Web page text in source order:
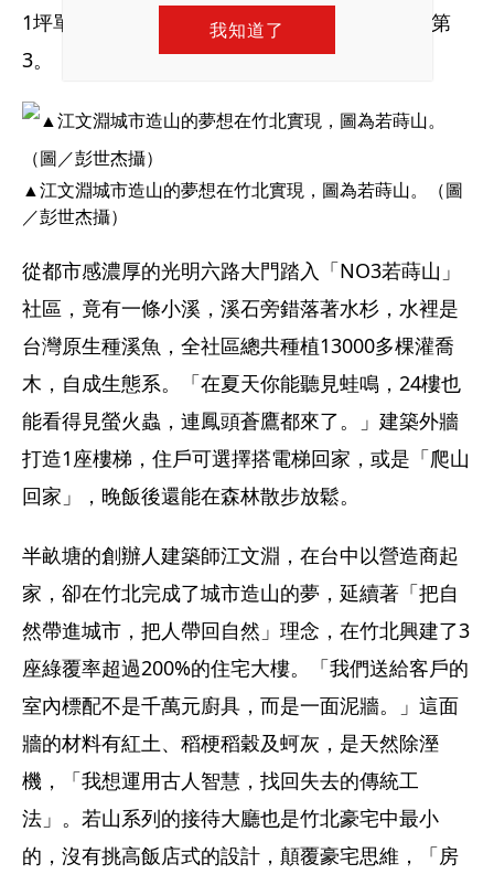
我知道了
1坪單價64.7萬元，與「若山NO3若蒔山」並列第
3。
▲江文淵城市造山的夢想在竹北實現，圖為若蒔山。（圖
／彭世杰攝）
從都市感濃厚的光明六路大門踏入「NO3若蒔山」
社區，竟有一條小溪，溪石旁錯落著水杉，水裡是
台灣原生種溪魚，全社區總共種植13000多棵灌喬
木，自成生態系。「在夏天你能聽見蛙鳴，24樓也
能看得見螢火蟲，連鳳頭蒼鷹都來了。」建築外牆
打造1座樓梯，住戶可選擇搭電梯回家，或是「爬山
回家」，晚飯後還能在森林散步放鬆。
半畝塘的創辦人建築師江文淵，在台中以營造商起
家，卻在竹北完成了城市造山的夢，延續著「把自
然帶進城市，把人帶回自然」理念，在竹北興建了3
座綠覆率超過200%的住宅大樓。「我們送給客戶的
室內標配不是千萬元廚具，而是一面泥牆。」這面
牆的材料有紅土、稻梗稻穀及蚵灰，是天然除溼
機，「我想運用古人智慧，找回失去的傳統工
法」。若山系列的接待大廳也是竹北豪宅中最小
的，沒有挑高飯店式的設計，顛覆豪宅思維，「房